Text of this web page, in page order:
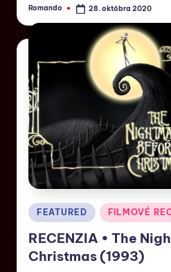
Romando 28. októbra 2020
FEATURED FILMOVÉ
RECENZIA • The
Christmas (1993)